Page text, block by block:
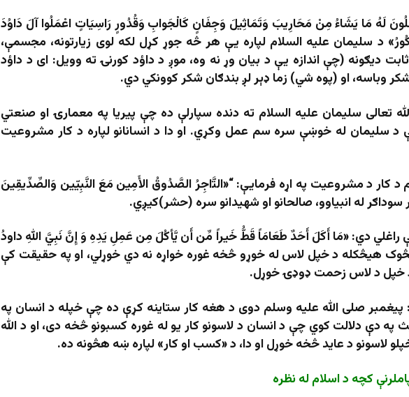
لَهُ مَا يَشَاءُ مِنْ مَحَارِيبَ وَتَمَاثِيلَ وَجِفَانٍ كَالْجَوابِ وَقُدُورٍ رَاسِيَاتٍ اعْمَلُوا آلَ دَاوُدَ
د سليمان عليه السلام لپاره يې هر څه جوړ کړل لکه لوى زيارتونه، مجسمې،
ديګونه (چې اندازه يې د بيان وړ نه وه، موږ د داؤد کورنۍ ته وويل: اى د داؤد
وباسه، او (پوه شي) زما ډېر لږ بندګان شكر كوونكي دي.
تعالى سليمان عليه السلام ته دنده سپارلې ده چې پيريا په معمارۍ او صنعتي
د سليمان له خوښې سره سم عمل وکړي. او دا د انسانانو لپاره د کار مشروعیت
د کار د مشروعیت په اړه فرمايې: “«اﻟﺘَّاجِرُ الصَّدُوقُ الأَمِین مَعَ النَّبِیّین وَالصِّدِّیقِینَ
سوداګر له انبياوو، صالحانو او شهيدانو سره (حشر)کيږي.
دي: «مَا أَکَلَ أَحَدٌ طَعَامَاً قَطُّ خَیراً مِّن أَن یَّأکُلَ مِن عَمِلِ یَدِهِ وَ إِنَّ نَبِيَّ اللهِ داودُ
هیڅکله د خپل لاس له خوړو څخه غوره خواړه نه دي خوړلي، او په حقیقت کې
د خپل د لاس زحمت ډوډۍ خوړل.
صلی الله علیه وسلم دوی د هغه کار ستاینه کړې ده چې خپله د انسان په
په دې دلالت کوي چې د انسان د لاسونو کار یو له غوره کسبونو څخه دی، او د الله
لاسونو د عايد څخه خوړل او دا، د «کسب ‌او کار» لپاره ښه هڅونه ده.
کچه د اسلام له نظره